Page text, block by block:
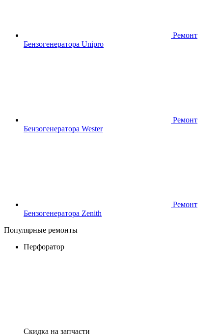
Ремонт
Бензогенератора Unipro
Ремонт
Бензогенератора Wester
Ремонт
Бензогенератора Zenith
Популярные ремонты
Перфоратор
Скидка на запчасти